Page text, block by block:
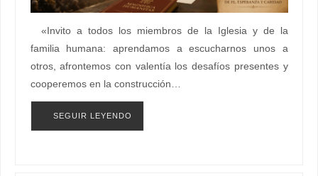
«Invito a todos los miembros de la Iglesia y de la
familia humana: aprendamos a escucharnos unos a
otros, afrontemos con valentía los desafíos presentes y
cooperemos en la construcción…
SEGUIR LEYENDO